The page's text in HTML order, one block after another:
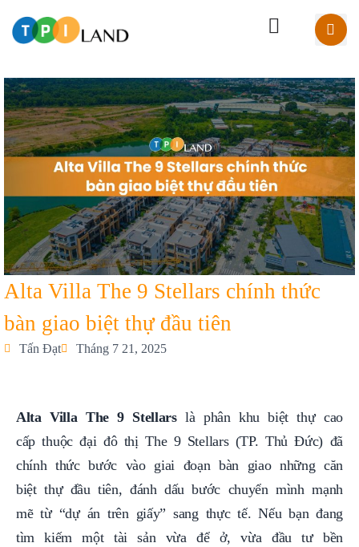
Alta Villa The 9 Stellars chính thức
bàn giao biệt thự đầu tiên
Tấn Đạt Tháng 7 21, 2025
Alta Villa The 9 Stellarslà phân khu biệt thự cao
cấp thuộc đại đô thị The 9 Stellars (TP. Thủ Đức) đã
chính thức bước vào giai đoạn bàn giao những căn
biệt thự đầu tiên, đánh dấu bước chuyển mình mạnh
mẽ từ “dự án trên giấy” sang thực tế. Nếu bạn đang
tìm kiếm một tài sản vừa để ở, vừa đầu tư bền